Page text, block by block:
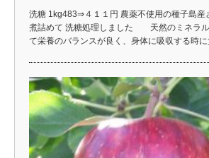
洗糖 1kg483⇒４１１円 農薬不使用の種子島産
煮詰めて 洗糖処理しました 天然のミネラル
て栄養のバランスが良く、身体に吸収する時に